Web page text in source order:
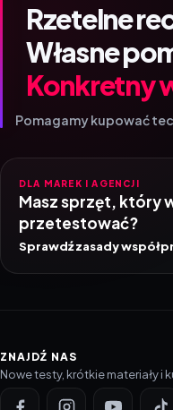
Rzetelne
Własne
Konkretny
Pomagamy kupować
DLA MAREK I AGENCJI
Masz sprzęt, który
przetestować?
Sprawdź zasady
ZNAJDŹ NAS
Nowe testy, krótkie materiały i